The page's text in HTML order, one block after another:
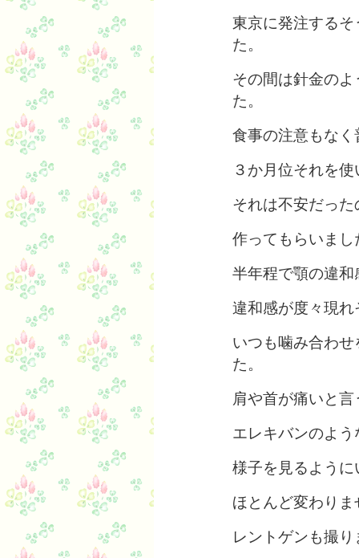
東京に発注する
た。
その間は針金の
た。
食事の注意もな
３か月位それを
それは不安だっ
作ってもらいまし
半年程で顎の違
違和感が度々現
いつも噛み合わ
た。
肩や首が痛いと
エレキバンのよ
様子を見るよう
ほとんど変わり
レントゲンも撮